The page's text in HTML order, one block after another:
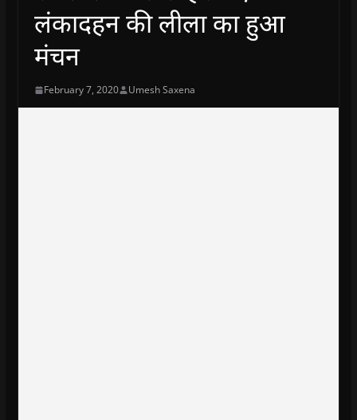
लंकादहन की लीला का हुआ
मंचन
February 7, 2020 Umesh Saxena